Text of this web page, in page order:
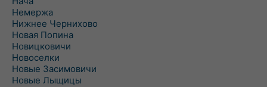
Немержа
Нижнее Чернихово
Новая Попина
Новицковичи
Новоселки
Новые Засимовичи
Новые Лыщицы